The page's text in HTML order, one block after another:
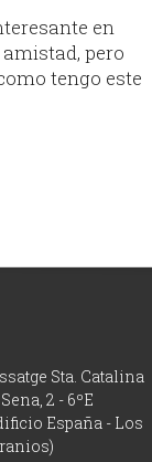
en
pero
tengo este
Sta. Catalina
2 - 6ºE
España - Los